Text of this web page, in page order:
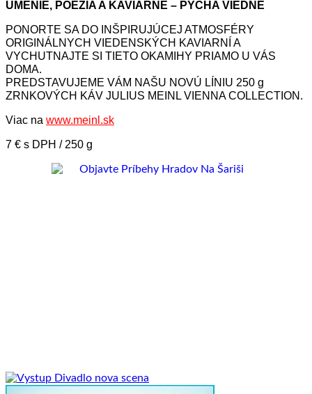
UMENIE, POÉZIA A KAVIARNE – PÝCHA VIEDNE
PONORTE SA DO INŠPIRUJÚCEJ ATMOSFÉRY
ORIGINÁLNYCH VIEDENSKÝCH KAVIARNÍ A
VYCHUTNAJTE SI TIETO OKAMIHY PRIAMO U VÁS
DOMA.
PREDSTAVUJEME VÁM NAŠU NOVÚ LÍNIU 250 g
ZRNKOVÝCH KÁV JULIUS MEINL VIENNA COLLECTION.
Viac na www.meinl.sk
7 € s DPH / 250 g